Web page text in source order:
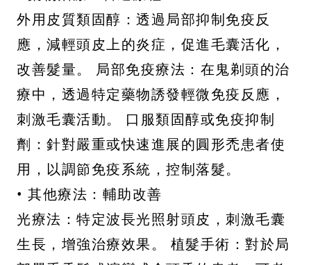
外用皮質類固醇：透過局部抑制免疫反
應，減輕頭皮上的炎症，促進毛囊活化，
改善髮量。 局部免疫療法：在鬼剃頭的治
療中，透過特定藥物誘發輕微免疫反應，
刺激毛囊活動。 口服類固醇或免疫抑制
劑：針對嚴重或快速進展的圓形禿患者使
用，以調節免疫系統，控制落髮。
• 其他療法：輔助改善
光療法：特定波長光照射頭皮，刺激毛囊
生長，增強治療效果。 植髮手術：對於局